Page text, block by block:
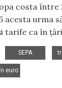
costa între
acesta urma
tarife ca în
SEPA
euro